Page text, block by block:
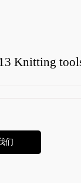
Knitting
们